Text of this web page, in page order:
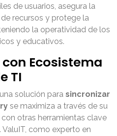
de usuarios, asegura la
recursos y protege la
la operatividad de los
y educativos.
Ecosistema
TI
solución para sincronizar
se maximiza a través de su
otras herramientas clave
como experto en